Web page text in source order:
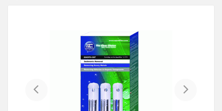
Previous